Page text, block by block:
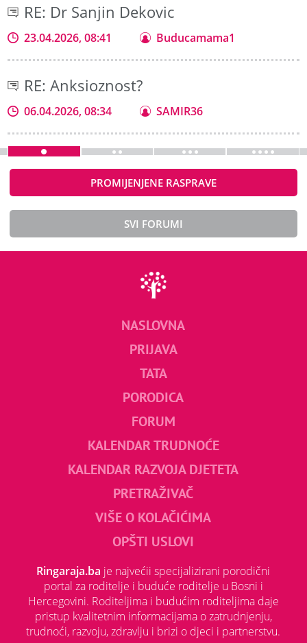
RE: Dr Sanjin Dekovic
23.04.2026, 08:41 Buducamama1
RE: Anksioznost?
06.04.2026, 08:34 SAMIR36
PROMIJENJENE RASPRAVE
SVI FORUMI
NASLOVNA
PRIJAVA
TATA
PORODICA
FORUM
KALENDAR TRUDNOĆE
KALENDAR RAZVOJA DJETETA
PRETRAŽIVAČ
VIŠE O KOLAČIĆIMA
OPŠTI USLOVI
Ringaraja.ba je najvećii specijalizirani porodični
portal za roditelje i buduće roditelje u Bosni i
Hercegovini. Roditeljima i budućim roditeljima daje
pristup kvalitetnim informacijama o zatrudnjenju,
trudnoći, razvoju, zdravlju i brizi o djeci i partnerstvu.